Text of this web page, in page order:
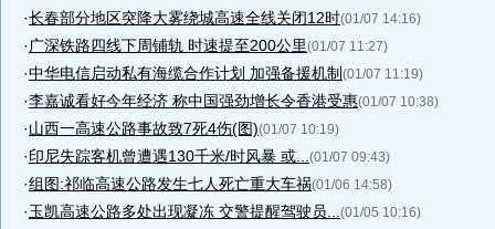
·长春部分地区突降大雾绕城高速全线关闭12时(01/07 14:16)
· 广深铁路四线下周铺轨 时速提至200公里(01/07 11:27)
·中华电信启动私有海缆合作计划 加强备援机制 (01/07 11:19)
·李嘉诚看好今年经济 称中国强劲增长令香港受惠(01/07 10:38)
·山西一高速公路事故致7死4伤(图)(01/07 10:19)
·印尼失踪客机曾遭遇130千米/时风暴 或... (01/07 09:43)
·组图:祁临高速公路发生七人死亡重大车祸(01/06 14:58)
·玉凯高速公路多处出现凝冻 交警提醒驾驶员... (01/05 10:16)